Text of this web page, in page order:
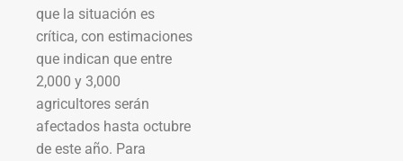
que la situación es
crítica, con estimaciones
que indican que entre
2,000 y 3,000
agricultores serán
afectados hasta octubre
de este año. Para